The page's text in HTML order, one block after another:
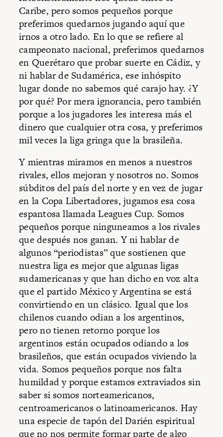
Caribe, pero somos pequeños porque
preferimos quedarnos jugando aquí que
irnos a otro lado. En lo que se refiere al
campeonato nacional, preferimos quedarnos
en Querétaro que probar suerte en Cádiz, y
ni hablar de Sudamérica, ese inhóspito
lugar donde no sabemos qué carajo hay. ¿Y
por qué? Por mera ignorancia, pero también
porque a los jugadores les interesa más el
dinero que cualquier otra cosa, y preferimos
mil veces la liga gringa que la brasileña.
Y mientras miramos en menos a nuestros
rivales, ellos mejoran y nosotros no. Somos
súbditos del país del norte y en vez de jugar
en la Copa Libertadores, jugamos esa cosa
espantosa llamada Leagues Cup. Somos
pequeños porque ninguneamos a los rivales
que después nos ganan. Y ni hablar de
algunos “periodistas” que sostienen que
nuestra liga es mejor que algunas ligas
sudamericanas y que han dicho en voz alta
que el partido México y Argentina se está
convirtiendo en un clásico. Igual que los
chilenos cuando odian a los argentinos,
pero no tienen retorno porque los
argentinos están ocupados odiando a los
brasileños, que están ocupados viviendo la
vida. Somos pequeños porque nos falta
humildad y porque estamos extraviados sin
saber si somos norteamericanos,
centroamericanos o latinoamericanos. Hay
una especie de tapón del Darién espiritual
que no nos permite formar parte de algo